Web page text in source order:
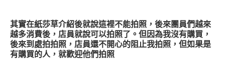
其實在紙莎草介紹後就說這裡不能拍照，後來團員們越來
越多消費後，店員就說可以拍照了。但因為我沒有購買，
後來到處拍拍照，店員還不開心的阻止我拍照，但如果是
有購買的人，就歡迎他們拍照